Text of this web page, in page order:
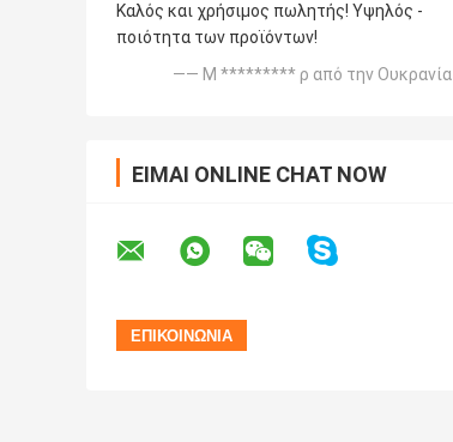
Καλός και χρήσιμος πωλητής! Υψηλός -
ποιότητα των προϊόντων!
—— Μ ********* ρ από την Ουκρανία
ΕΊΜΑΙ ONLINE CHAT NOW